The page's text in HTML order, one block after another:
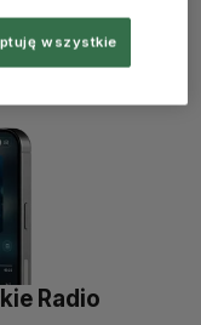
Radio
wszystkie